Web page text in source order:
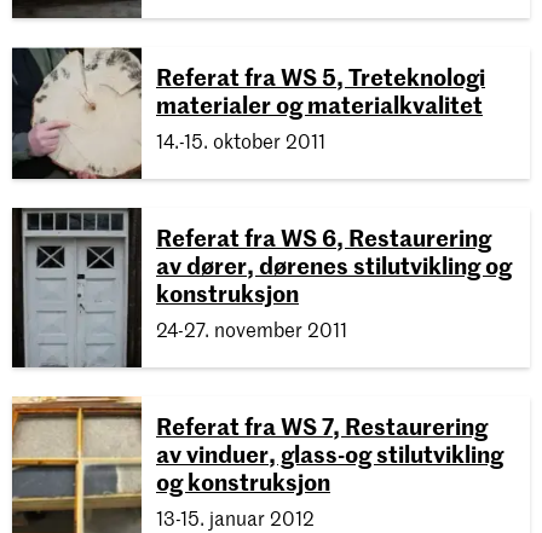
Referat fra WS 5, Treteknologi
materialer og materialkvalitet
14.-15. oktober 2011
Referat fra WS 6, Restaurering
av dører, dørenes stilutvikling og
konstruksjon
24-27. november 2011
Referat fra WS 7, Restaurering
av vinduer, glass-og stilutvikling
og konstruksjon
13-15. januar 2012